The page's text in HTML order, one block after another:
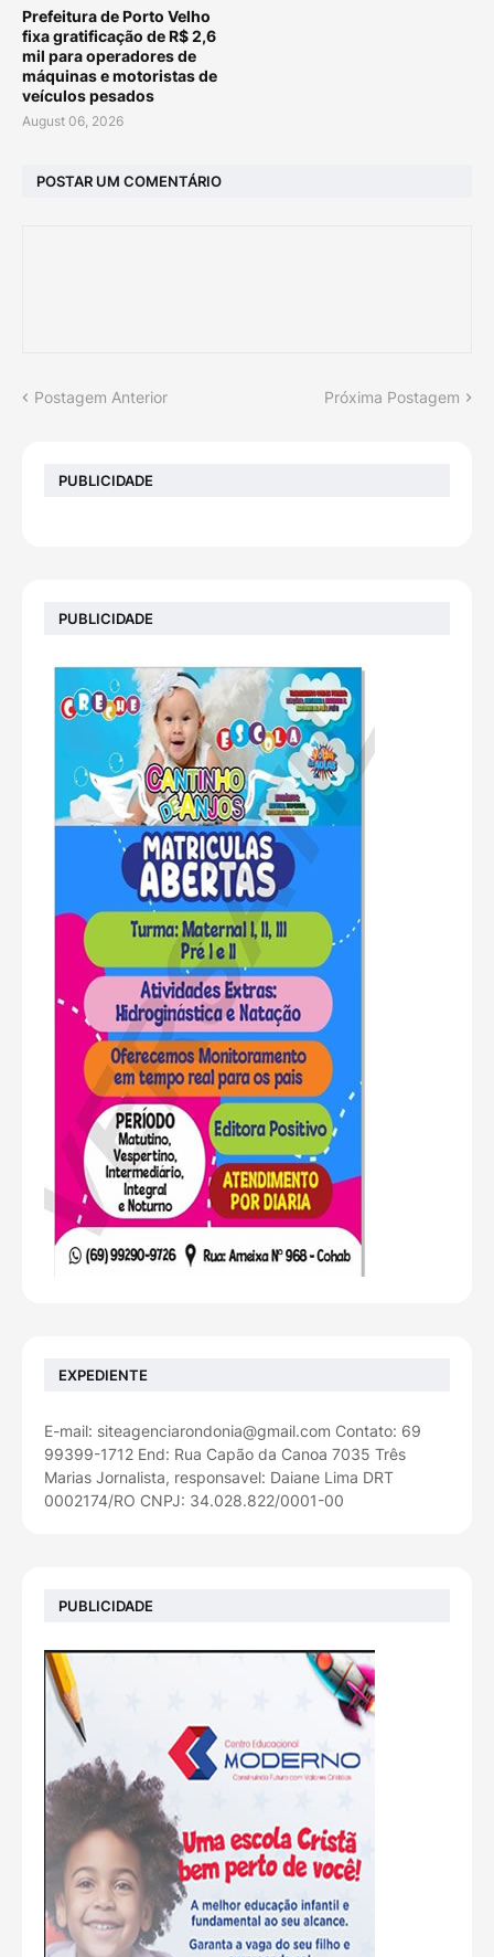
Prefeitura de Porto Velho
fixa gratificação de R$ 2,6
mil para operadores de
máquinas e motoristas de
veículos pesados
August 06, 2026
POSTAR UM COMENTÁRIO
Postagem Anterior Próxima Postagem
PUBLICIDADE
PUBLICIDADE
EXPEDIENTE
E-mail: siteagenciarondonia@gmail.com Contato: 69
99399-1712 End: Rua Capão da Canoa 7035 Três
Marias Jornalista, responsavel: Daiane Lima DRT
0002174/RO CNPJ: 34.028.822/0001-00
PUBLICIDADE